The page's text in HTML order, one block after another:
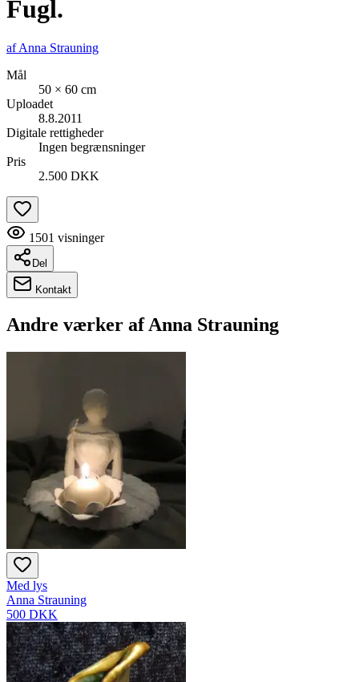
Fugl.
afAnna Strauning
Mål
50 × 60 cm
Uploadet
8.8.2011
Digitale rettigheder
Ingen begrænsninger
Pris
2.500 DKK
1501 visninger
Del
Kontakt
Andre værker afAnna Strauning
Med lys
Anna Strauning
500 DKK